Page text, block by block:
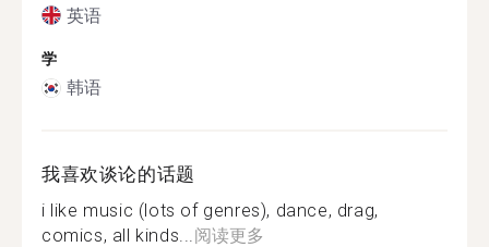
英语
学
韩语
我喜欢谈论的话题
i like music (lots of genres), dance, drag,
comics, all kinds...阅读更多